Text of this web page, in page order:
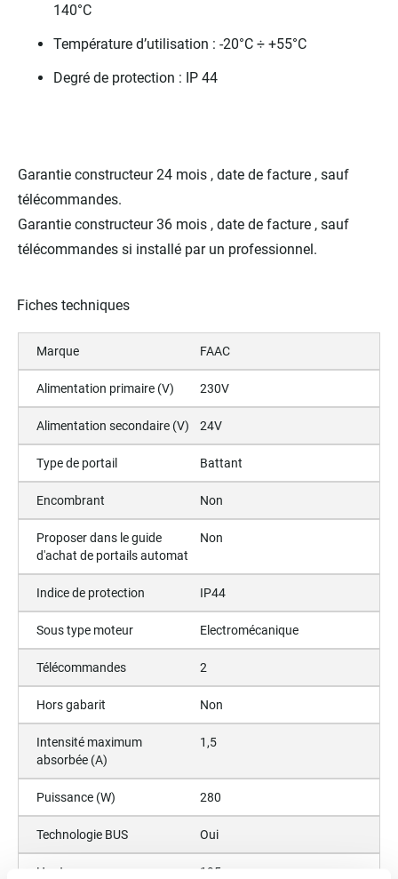
140°C
Température d’utilisation : -20°C ÷ +55°C
Degré de protection : IP 44
Garantie constructeur 24 mois , date de facture , sauf
télécommandes.
Garantie constructeur 36 mois , date de facture , sauf
télécommandes si installé par un professionnel.
Fiches techniques
Marque FAAC
Alimentation primaire (V) 230V
Alimentation secondaire (V) 24V
Type de portail Battant
Encombrant Non
Proposer dans le guide
d'achat de portails automat
Non
Indice de protection IP44
Sous type moteur Electromécanique
Télécommandes 2
Hors gabarit Non
Intensité maximum
absorbée (A)
1,5
Puissance (W) 280
Technologie BUS Oui
Hauteur 195